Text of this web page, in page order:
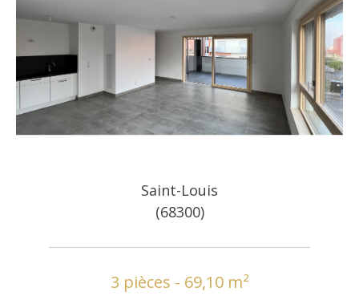
Saint-Louis
(68300)
3 pièces - 69,10 m²